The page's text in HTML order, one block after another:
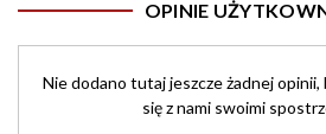
OPINIE
Nie dodano tutaj jeszcze żadnej opinii,
się z nami swoimi